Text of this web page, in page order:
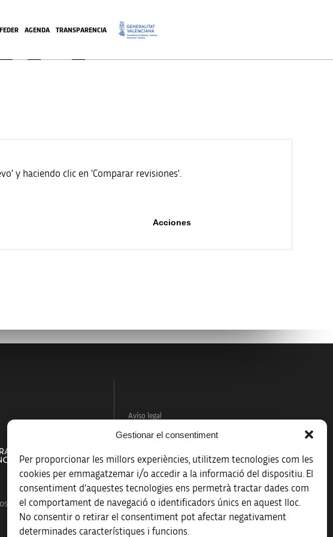
Gestionar el consentiment
Per proporcionar les millors experiències, utilitzem tecnologies com les
cookies per emmagatzemar i/o accedir a la informació del dispositiu. El
consentiment d'aquestes tecnologies ens permetrà tractar dades com
el comportament de navegació o identificadors únics en aquest lloc.
No consentir o retirar el consentiment pot afectar negativament
determinades característiques i funcions.
FEDER AGENDA TRANSPARENCIA .
y haciendo clic en 'Comparar revisiones'.
Acciones
que apoyan a la
Avíso legal
Registro de actividades de tratamiento
Créditos
Accesibilidad